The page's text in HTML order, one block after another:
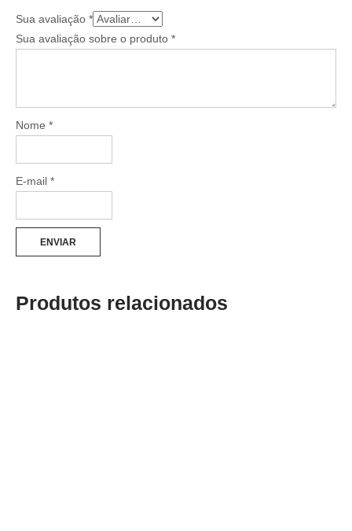
Sua avaliação *
Sua avaliação sobre o produto *
Nome *
E-mail *
Produtos relacionados